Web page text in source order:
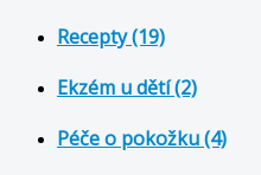
Recepty (19)
Ekzém u dětí (2)
Péče o pokožku (4)